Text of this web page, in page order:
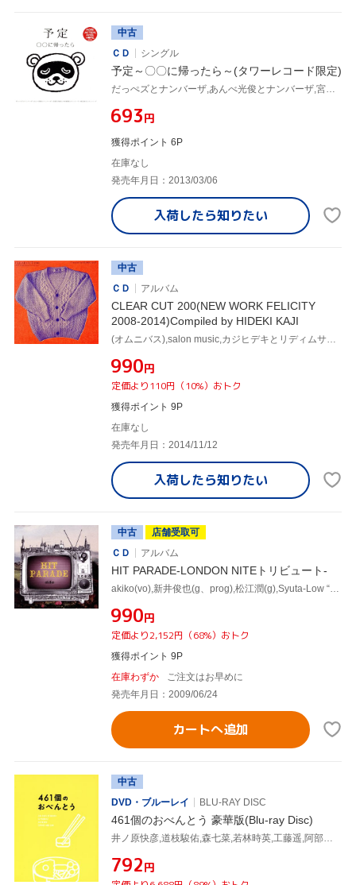
中古
ＣＤ
シングル
予定～〇〇に帰ったら～(タワーレコード限定)
だっぺズとナンバーザ,あんべ光俊とナンバーザ,宮藤官九郎と中村雅俊とナンバーザ,渡辺俊美とナンバーザ
¥693円
獲得ポイント 6P
在庫なし
発売年月日：2013/03/06
入荷したら知りたい
中古
ＣＤ
アルバム
CLEAR CUT 200(NEW WORK FELICITY
2008-2014)Compiled by HIDEKI KAJI
(オムニバス),salon music,カジヒデキとリディムサウンター,ザ・パステルズ,王舟,前野健太,渡辺俊美,Spangle call Lilli line
¥990円
定価より110円（10%）おトク
獲得ポイント 9P
在庫なし
発売年月日：2014/11/12
入荷したら知りたい
中古
店舗受取可
ＣＤ
アルバム
HIT PARADE-LONDON NITEトリビュート-
akiko(vo),新井俊也(g、prog),松江潤(g),Syuta-Low “TGMX" Tagami(p),村田シゲ(b),恒岡章(ds),松田岳二(g、perc),渡辺俊美(g、b、key)
¥990円
定価より2,152円（68%）おトク
獲得ポイント 9P
在庫わずか
ご注文はお早めに
発売年月日：2009/06/24
カートへ追加
中古
DVD・ブルーレイ
BLU-RAY DISC
461個のおべんとう 豪華版(Blu-ray Disc)
井ノ原快彦,道枝駿佑,森七菜,若林時英,工藤遥,阿部純子,兼重淳(監督、脚本),渡辺俊美(原作)
¥792円